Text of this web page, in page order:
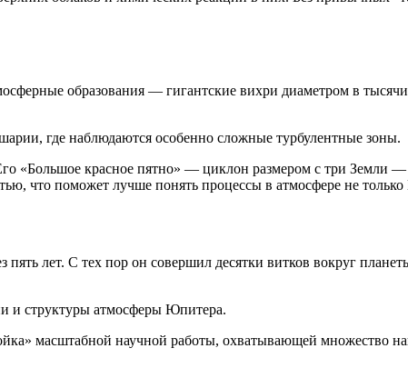
образования — гигантские вихри диаметром в
где наблюдаются особенно сложные турбулентные зоны.
«Большое красное пятно» — циклон размером с три Земли
что поможет лучше понять процессы в атмосфере не
лет. С тех пор он совершил десятки витков вокруг
и структуры атмосферы Юпитера.
масштабной научной работы, охватывающей множество